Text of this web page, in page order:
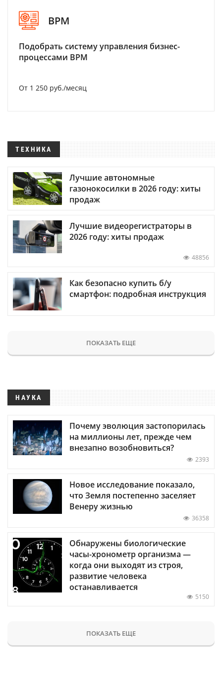
BPM
Подобрать систему управления бизнес-
процессами BPM
От 1 250 руб./месяц
ТЕХНИКА
Лучшие автономные
газонокосилки в 2026 году: хиты
продаж
Лучшие видеорегистраторы в
2026 году: хиты продаж
48856
Как безопасно купить б/у
смартфон: подробная инструкция
ПОКАЗАТЬ ЕЩЕ
НАУКА
Почему эволюция застопорилась
на миллионы лет, прежде чем
внезапно возобновиться?
2393
Новое исследование показало,
что Земля постепенно заселяет
Венеру жизнью
36358
Обнаружены биологические
часы-хронометр организма —
когда они выходят из строя,
развитие человека
останавливается
5150
ПОКАЗАТЬ ЕЩЕ